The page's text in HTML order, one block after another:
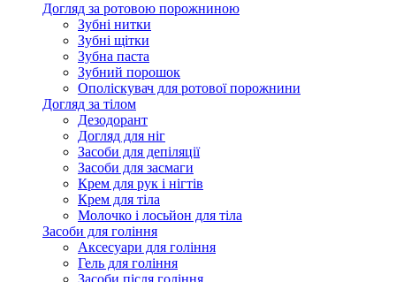
Догляд за ротовою порожниною
Зубні нитки
Зубні щітки
Зубна паста
Зубний порошок
Ополіскувач для ротової порожнини
Догляд за тілом
Дезодорант
Догляд для ніг
Засоби для депіляції
Засоби для засмаги
Крем для рук і нігтів
Крем для тіла
Молочко і лосьйон для тіла
Засоби для гоління
Аксесуари для гоління
Гель для гоління
Засоби після гоління